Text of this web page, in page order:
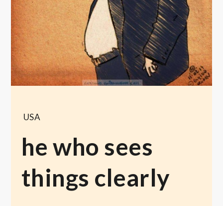
USA
he who sees
things clearly